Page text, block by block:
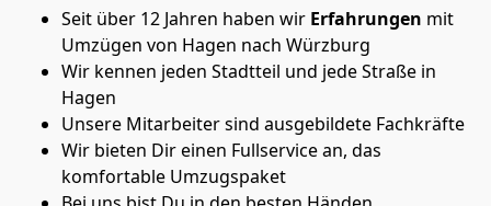
Seit über 12 Jahren haben wir Erfahrungen mit
Umzügen von Hagen nach Würzburg
Wir kennen jeden Stadtteil und jede Straße in
Hagen
Unsere Mitarbeiter sind ausgebildete Fachkräfte
Wir bieten Dir einen Fullservice an, das
komfortable Umzugspaket